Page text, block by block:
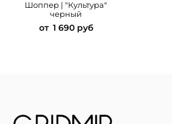
Шоппер | "Культура"
черный
от 1 690 руб